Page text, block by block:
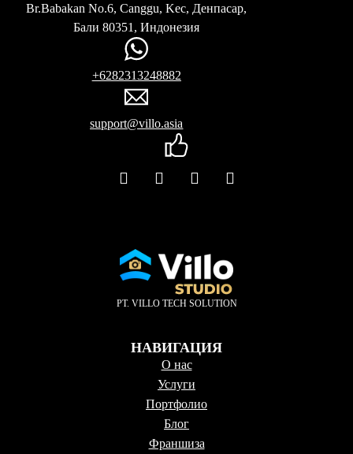
Br.Babakan No.6, Canggu, Kec, Денпасар,
Бали 80351, Индонезия
+6282313248882
support@villo.asia
PT. VILLO TECH SOLUTION
НАВИГАЦИЯ
О нас
Услуги
Портфолио
Блог
Франшиза